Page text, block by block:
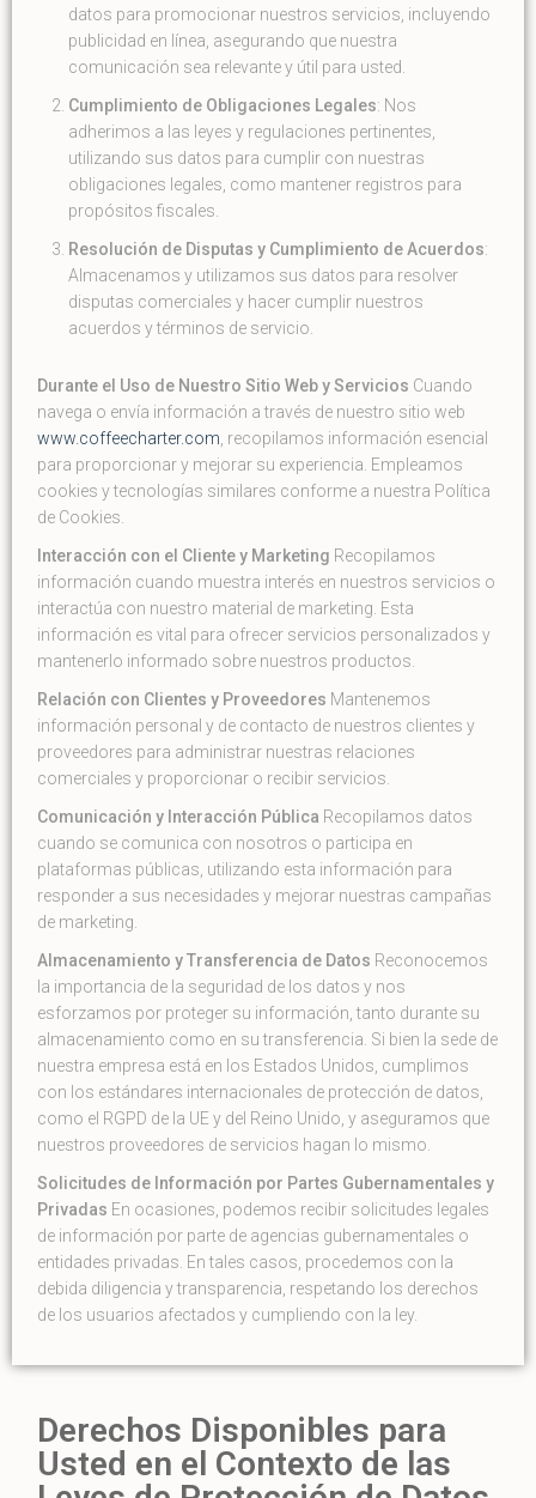
datos para promocionar nuestros servicios, incluyendo
publicidad en línea, asegurando que nuestra
comunicación sea relevante y útil para usted.
Cumplimiento de Obligaciones Legales: Nos
adherimos a las leyes y regulaciones pertinentes,
utilizando sus datos para cumplir con nuestras
obligaciones legales, como mantener registros para
propósitos fiscales.
Resolución de Disputas y Cumplimiento de Acuerdos:
Almacenamos y utilizamos sus datos para resolver
disputas comerciales y hacer cumplir nuestros
acuerdos y términos de servicio.
Durante el Uso de Nuestro Sitio Web y Servicios Cuando
navega o envía información a través de nuestro sitio web
www.coffeecharter.com , recopilamos información esencial
para proporcionar y mejorar su experiencia. Empleamos
cookies y tecnologías similares conforme a nuestra Política
de Cookies.
Interacción con el Cliente y Marketing Recopilamos
información cuando muestra interés en nuestros servicios o
interactúa con nuestro material de marketing. Esta
información es vital para ofrecer servicios personalizados y
mantenerlo informado sobre nuestros productos.
Relación con Clientes y Proveedores Mantenemos
información personal y de contacto de nuestros clientes y
proveedores para administrar nuestras relaciones
comerciales y proporcionar o recibir servicios.
Comunicación y Interacción Pública Recopilamos datos
cuando se comunica con nosotros o participa en
plataformas públicas, utilizando esta información para
responder a sus necesidades y mejorar nuestras campañas
de marketing.
Almacenamiento y Transferencia de Datos Reconocemos
la importancia de la seguridad de los datos y nos
esforzamos por proteger su información, tanto durante su
almacenamiento como en su transferencia. Si bien la sede de
nuestra empresa está en los Estados Unidos, cumplimos
con los estándares internacionales de protección de datos,
como el RGPD de la UE y del Reino Unido, y aseguramos que
nuestros proveedores de servicios hagan lo mismo.
Solicitudes de Información por Partes Gubernamentales y
Privadas En ocasiones, podemos recibir solicitudes legales
de información por parte de agencias gubernamentales o
entidades privadas. En tales casos, procedemos con la
debida diligencia y transparencia, respetando los derechos
de los usuarios afectados y cumpliendo con la ley.
Derechos Disponibles para
Usted en el Contexto de las